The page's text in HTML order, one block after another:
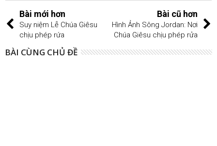
Bài mới hơn
Suy niệm Lễ Chúa Giêsu
chịu phép rứa
Bài cũ hơn
Hình Ảnh Sông Jordan: Nơi
Chúa Giêsu chịu phép rửa
BÀI CÙNG CHỦ ĐỀ